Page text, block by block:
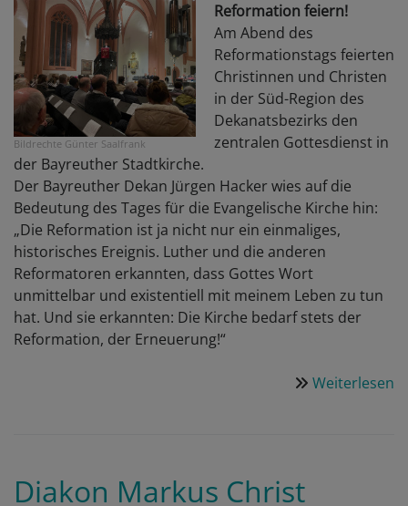
Bildrechte Günter Saalfrank
Reformation feiern!
Am Abend des
Reformationstags feierten
Christinnen und Christen
in der Süd-Region des
Dekanatsbezirks den
zentralen Gottesdienst in
der Bayreuther Stadtkirche.
Der Bayreuther Dekan Jürgen Hacker wies auf die
Bedeutung des Tages für die Evangelische Kirche hin:
„Die Reformation ist ja nicht nur ein einmaliges,
historisches Ereignis. Luther und die anderen
Reformatoren erkannten, dass Gottes Wort
unmittelbar und existentiell mit meinem Leben zu tun
hat. Und sie erkannten: Die Kirche bedarf stets der
Reformation, der Erneuerung!“
Weiterlesen
Diakon Markus Christ